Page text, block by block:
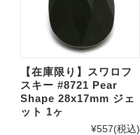
【在庫限り】スワロフ
スキー #8721 Pear
Shape 28x17mm ジェ
ット 1ヶ
¥557(税込)